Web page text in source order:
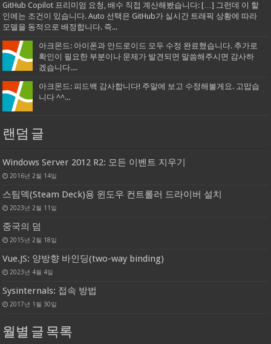
GitHub Copilot 프리미엄 요청, 배수 직접 계산해봤습니다: […] 그런데 이 할
인에는 조건이 있습니다. Auto 선택은 GitHub가 실시간 트래픽 상황에 따라
모델을 동적으로 배정합니다. 즉...
아크몬드: 아이폰과 안드로이드 모두 수정 완료했습니다. 추가로
확인이 필요한 부분이나 문제가 발견되면 말씀해주시면 감사하
겠습니다....
아크몬드: 피드백 감사합니다! 주말에 보고 수정해볼게요. 고맙습
니다 ^^...
랜덤 글
Windows Server 2012 R2: 모든 이벤트 지우기
2016년 2월 14일
스팀덱(Steam Deck)용 윈도우 컨트롤러 드라이버 설치
2023년 2월 11일
중국의 덤
2015년 2월 18일
Vue.JS: 양방향 바인딩(two-way binding)
2023년 4월 4일
Sysinternals: 접속 방법
2017년 1월 30일
월별 글 목록